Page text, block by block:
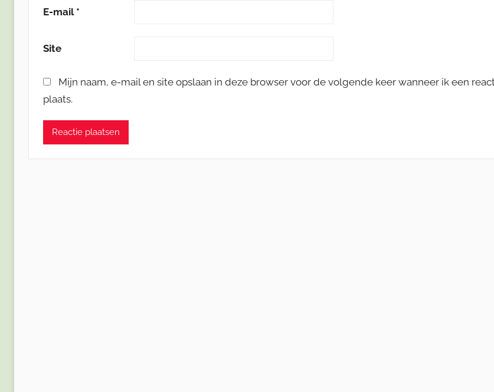
E-mail *
Site
Mijn naam, e-mail en site opslaan in deze browser voor de volgende keer wanneer ik een
plaats.